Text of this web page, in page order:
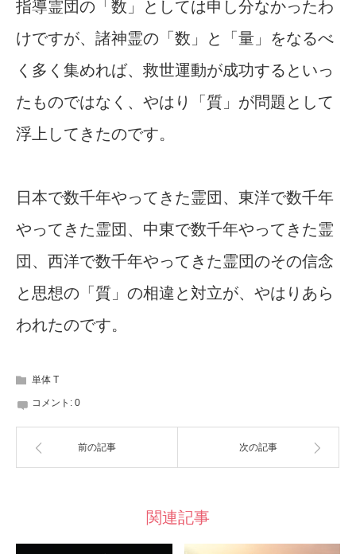
指導霊団の「数」としては申し分なかったわ
けですが、諸神霊の「数」と「量」をなるべ
く多く集めれば、救世運動が成功するといっ
たものではなく、やはり「質」が問題として
浮上してきたのです。
日本で数千年やってきた霊団、東洋で数千年
やってきた霊団、中東で数千年やってきた霊
団、西洋で数千年やってきた霊団のその信念
と思想の「質」の相違と対立が、やはりあら
われたのです。
単体 T
コメント: 0
前の記事 次の記事
関連記事